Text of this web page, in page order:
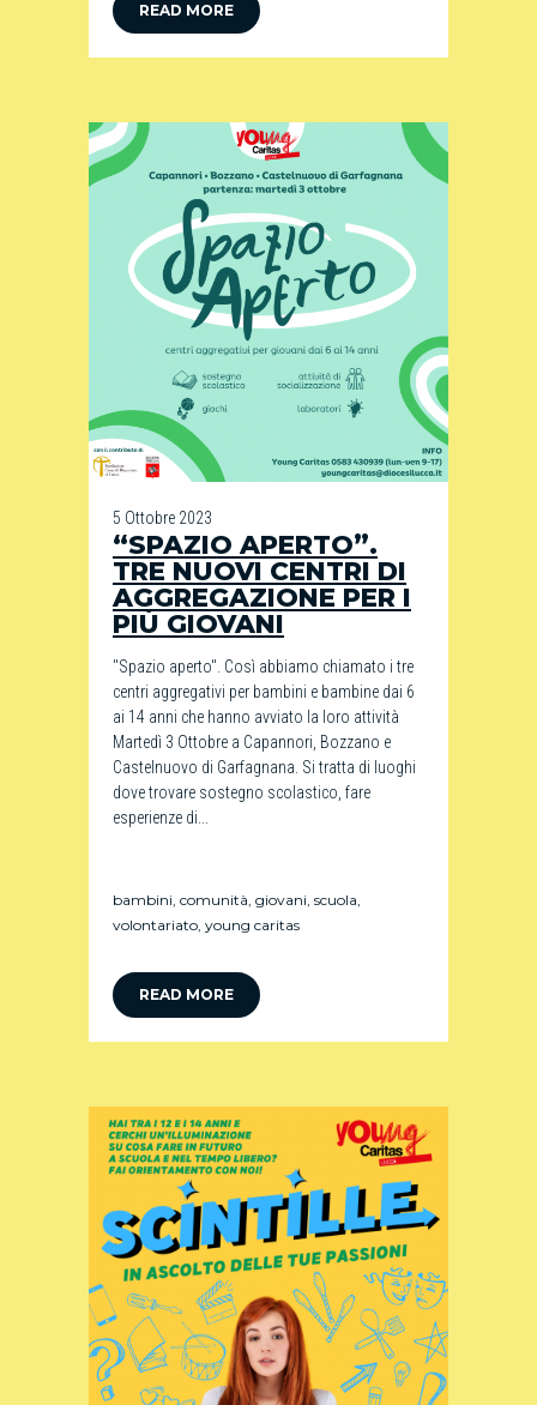
READ MORE
5 Ottobre 2023
“SPAZIO APERTO”.
TRE NUOVI CENTRI DI
AGGREGAZIONE PER I
PIÙ GIOVANI
"Spazio aperto". Così abbiamo chiamato i tre
centri aggregativi per bambini e bambine dai 6
ai 14 anni che hanno avviato la loro attività
Martedì 3 Ottobre a Capannori, Bozzano e
Castelnuovo di Garfagnana. Si tratta di luoghi
dove trovare sostegno scolastico, fare
esperienze di...
bambini comunità giovani scuola
volontariato young caritas
READ MORE